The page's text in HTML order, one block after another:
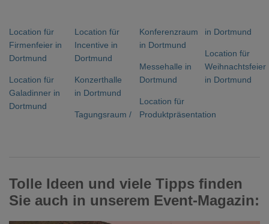
Location für
Firmenfeier in
Dortmund
Location für
Galadinner in
Dortmund
Location für
Incentive in
Dortmund
Konzerthalle
in Dortmund
Tagungsraum /
Konferenzraum
in Dortmund
Messehalle in
Dortmund
Location für
Produktpräsentation
in Dortmund
Location für
Weihnachtsfeier
in Dortmund
Tolle Ideen und viele Tipps finden
Sie auch in unserem Event-Magazin: